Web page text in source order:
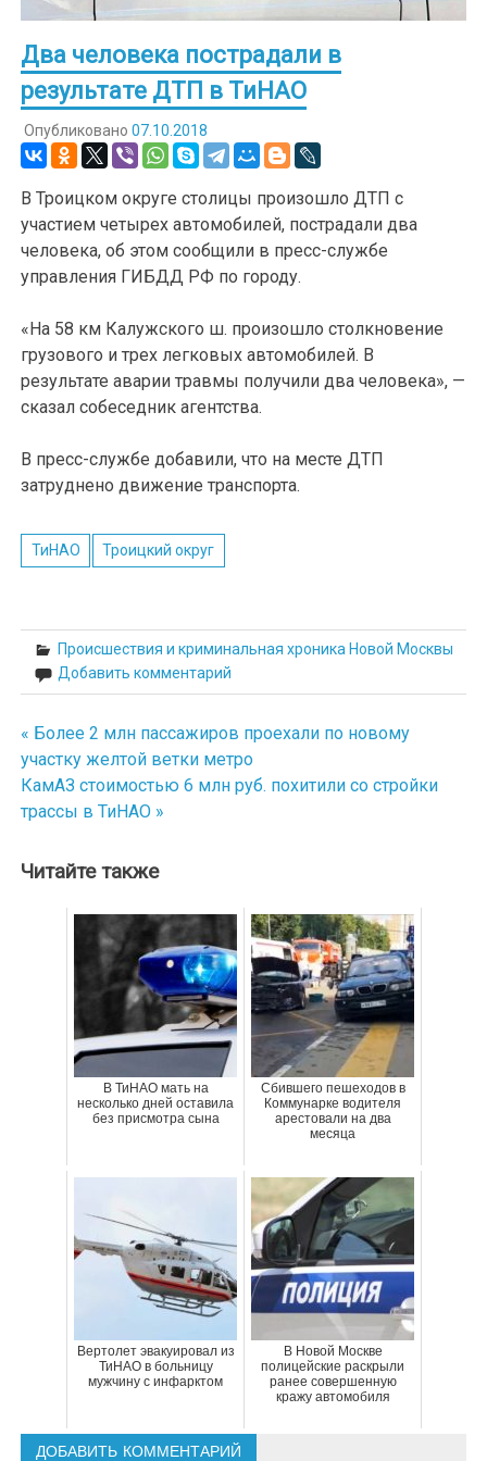
Два человека пострадали в
результате ДТП в ТиНАО
Опубликовано 07.10.2018
В Троицком округе столицы произошло ДТП с
участием четырех автомобилей, пострадали два
человека, об этом сообщили в пресс-службе
управления ГИБДД РФ по городу.
«На 58 км Калужского ш. произошло столкновение
грузового и трех легковых автомобилей. В
результате аварии травмы получили два человека», —
сказал собеседник агентства.
В пресс-службе добавили, что на месте ДТП
затруднено движение транспорта.
ТиНАО Троицкий округ
Происшествия и криминальная хроника Новой Москвы
Добавить комментарий
Навигация
по
записям
« Более 2 млн пассажиров проехали по новому
участку желтой ветки метро
КамАЗ стоимостью 6 млн руб. похитили со стройки
трассы в ТиНАО »
Читайте также
В ТиНАО мать на
несколько дней оставила
без присмотра сына
Сбившего пешеходов в
Коммунарке водителя
арестовали на два
месяца
Вертолет эвакуировал из
ТиНАО в больницу
мужчину с инфарктом
В Новой Москве
полицейские раскрыли
ранее совершенную
кражу автомобиля
ДОБАВИТЬ КОММЕНТАРИЙ